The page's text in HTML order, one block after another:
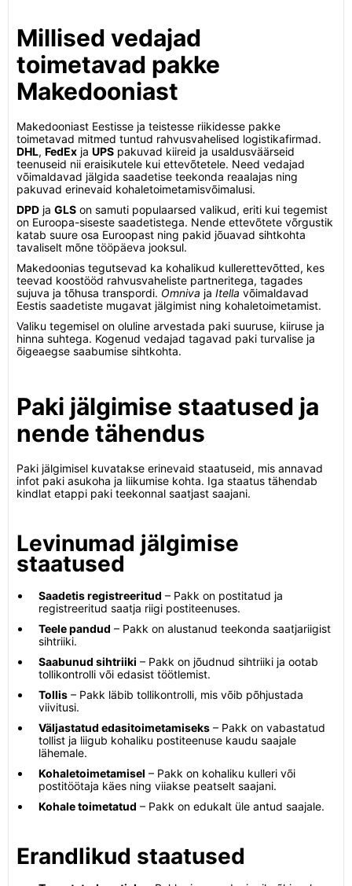
Millised vedajad
toimetavad pakke
Makedooniast
Makedooniast Eestisse ja teistesse riikidesse pakke
toimetavad mitmed tuntud rahvusvahelised logistikafirmad.
DHL, FedEx ja UPS pakuvad kiireid ja usaldusväärseid
teenuseid nii eraisikutele kui ettevõtetele. Need vedajad
võimaldavad jälgida saadetise teekonda reaalajas ning
pakuvad erinevaid kohaletoimetamisvõimalusi.
DPD ja GLS on samuti populaarsed valikud, eriti kui tegemist
on Euroopa-siseste saadetistega. Nende ettevõtete võrgustik
katab suure osa Euroopast ning pakid jõuavad sihtkohta
tavaliselt mõne tööpäeva jooksul.
Makedoonias tegutsevad ka kohalikud kullerettevõtted, kes
teevad koostööd rahvusvaheliste partneritega, tagades
sujuva ja tõhusa transpordi. Omniva ja Itella võimaldavad
Eestis saadetiste mugavat jälgimist ning kohaletoimetamist.
Valiku tegemisel on oluline arvestada paki suuruse, kiiruse ja
hinna suhtega. Kogenud vedajad tagavad paki turvalise ja
õigeaegse saabumise sihtkohta.
Paki jälgimise staatused ja
nende tähendus
Paki jälgimisel kuvatakse erinevaid staatuseid, mis annavad
infot paki asukoha ja liikumise kohta. Iga staatus tähendab
kindlat etappi paki teekonnal saatjast saajani.
Levinumad jälgimise
staatused
Saadetis registreeritud – Pakk on postitatud ja
registreeritud saatja riigi postiteenuses.
Teele pandud – Pakk on alustanud teekonda saatjariigist
sihtriiki.
Saabunud sihtriiki – Pakk on jõudnud sihtriiki ja ootab
tollikontrolli või edasist töötlemist.
Tollis – Pakk läbib tollikontrolli, mis võib põhjustada
viivitusi.
Väljastatud edasitoimetamiseks – Pakk on vabastatud
tollist ja liigub kohaliku postiteenuse kaudu saajale
lähemale.
Kohaletoimetamisel – Pakk on kohaliku kulleri või
postitöötaja käes ning viiakse peatselt saajani.
Kohale toimetatud – Pakk on edukalt üle antud saajale.
Erandlikud staatused